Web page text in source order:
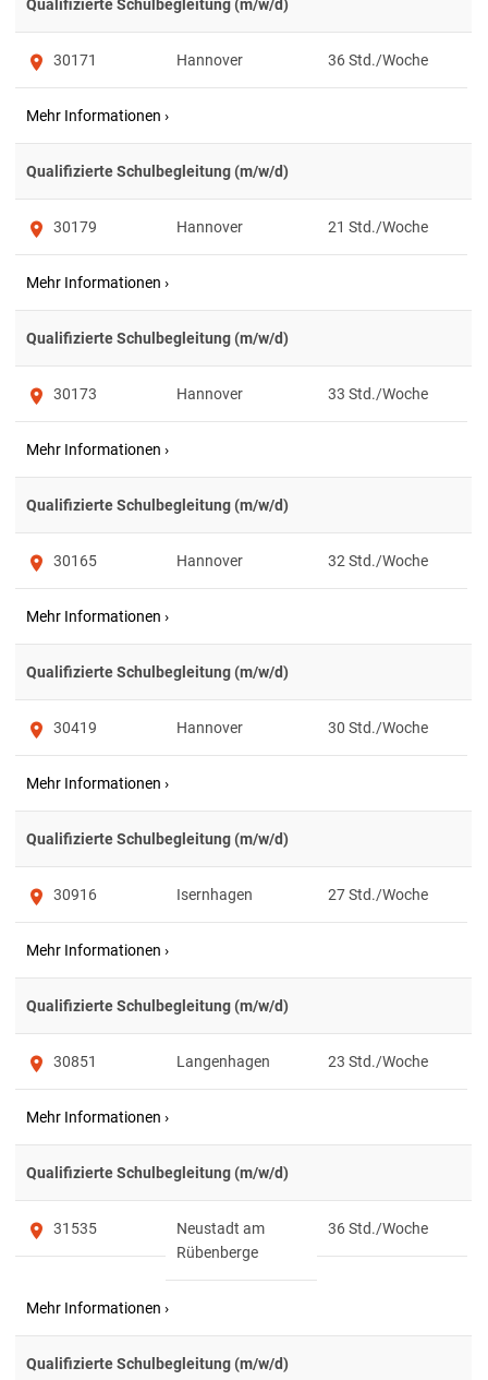
Qualifizierte Schulbegleitung (m/w/d)
30171 Hannover 36
Qualifizierte Schulbegleitung (m/w/d)
30179 Hannover 21
Qualifizierte Schulbegleitung (m/w/d)
30173 Hannover 33
Qualifizierte Schulbegleitung (m/w/d)
30165 Hannover 32
Qualifizierte Schulbegleitung (m/w/d)
30419 Hannover 30
Qualifizierte Schulbegleitung (m/w/d)
30916 Isernhagen 27
Qualifizierte Schulbegleitung (m/w/d)
30851 Langenhagen 23
Qualifizierte Schulbegleitung (m/w/d)
31535
Neustadt am
Rübenberge
36
Qualifizierte Schulbegleitung (m/w/d)